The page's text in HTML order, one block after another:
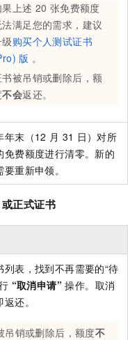
上述 20 张免费额度
满足您的需求，建议
购买个人测试证书
版 。
书被吊销或删除后，额
不会返还。
年末（12 月 31 日）对所
免费额度进行清零。新的
重新申领。
或正式证书
列表，找到不再需要的“待
“取消申请” 操作。取消
还。
吊销或删除后，额度不